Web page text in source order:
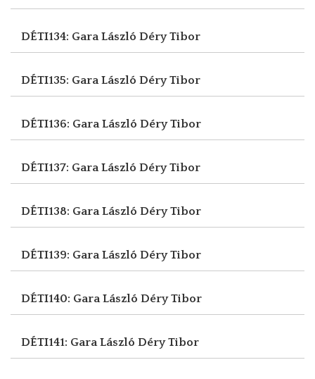
DÉTI134: Gara László Déry Tibor
DÉTI135: Gara László Déry Tibor
DÉTI136: Gara László Déry Tibor
DÉTI137: Gara László Déry Tibor
DÉTI138: Gara László Déry Tibor
DÉTI139: Gara László Déry Tibor
DÉTI140: Gara László Déry Tibor
DÉTI141: Gara László Déry Tibor